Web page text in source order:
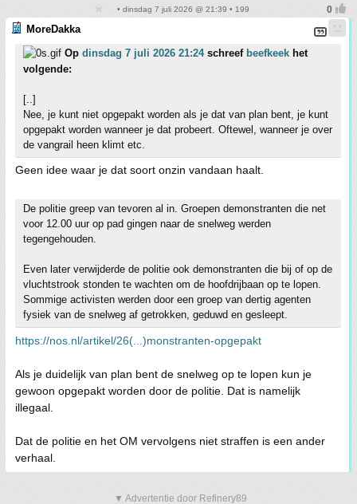
• dinsdag 7 juli 2026 @ 21:39 • 199
MoreDakka
Op dinsdag 7 juli 2026 21:24schreef beefkeek het
volgende:
[..]
Nee, je kunt niet opgepakt worden als je dat van plan bent, je kunt
opgepakt worden wanneer je dat probeert. Oftewel, wanneer je over
de vangrail heen klimt etc.
Geen idee waar je dat soort onzin vandaan haalt.
De politie greep van tevoren al in. Groepen demonstranten die net
voor 12.00 uur op pad gingen naar de snelweg werden
tegengehouden.
Even later verwijderde de politie ook demonstranten die bij of op de
vluchtstrook stonden te wachten om de hoofdrijbaan op te lopen.
Sommige activisten werden door een groep van dertig agenten
fysiek van de snelweg af getrokken, geduwd en gesleept.
https://nos.nl/artikel/26(...)monstranten-opgepakt
Als je duidelijk van plan bent de snelweg op te lopen kun je
gewoon opgepakt worden door de politie. Dat is namelijk
illegaal.
Dat de politie en het OM vervolgens niet straffen is een ander
verhaal.
▼ Advertentie door Refinery89